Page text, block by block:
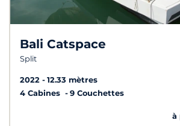
Bali Catspace
Split
2022
12.33 mètres
4 Cabines
9 Couchettes
à